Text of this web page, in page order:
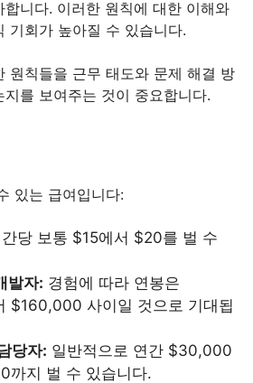
니다. 이러한 원칙에 대한 이해와
기회가 높아질 수 있습니다.
원칙들을 근무 태도와 문제 해결 방
를 보여주는 것이 중요합니다.
있는 급여입니다:
당 보통 $15에서 $20를 벌 수
발자: 경험에 따라 연봉은
$160,000 사이일 것으로 기대됩
당자: 일반적으로 연간 $30,000
까지 벌 수 있습니다.